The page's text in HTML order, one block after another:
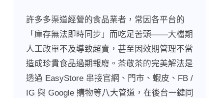
許多多渠道經營的食品業者，常因各平台的
「庫存無法即時同步」而吃足苦頭——大檔期
人工改單不及導致超賣，甚至因效期管理不當
造成珍貴食品過期報廢。茶敬茶的完美解法是
透過 EasyStore 串接官網、門市、蝦皮、FB /
IG 與 Google 購物等八大管道，在後台一鍵同